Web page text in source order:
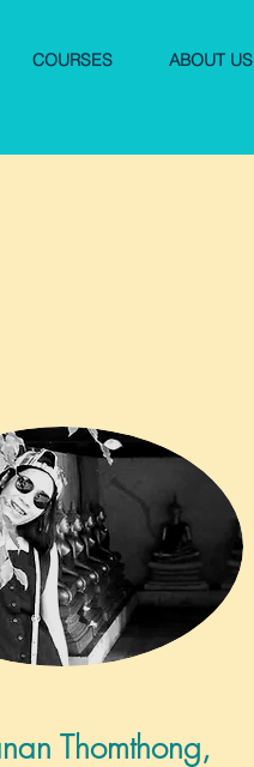
COURSES ABOUT US
Thomthong,